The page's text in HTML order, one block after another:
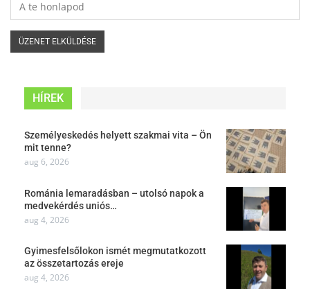
HÍREK
Személyeskedés helyett szakmai vita – Ön
mit tenne?
aug 6, 2026
Románia lemaradásban – utolsó napok a
medvekérdés uniós…
aug 4, 2026
Gyimesfelsőlokon ismét megmutatkozott
az összetartozás ereje
aug 4, 2026